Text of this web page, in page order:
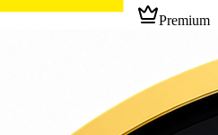
Premium